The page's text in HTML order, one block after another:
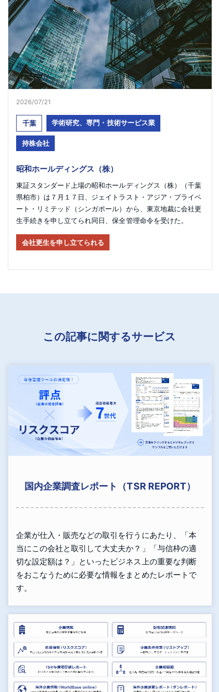
2026/07/21
千葉 学術研究、専門・技術サービス業
持株会社
昭和ホールディングス（株）
東証スタンダード上場の昭和ホールディングス（株）（千葉
県柏市）は７月１７日、ジェイトラスト・アジア・プライベ
ート・リミテッド（シンガポール）から、東京地裁に会社更
生手続きを申し立てられ同日、保全管理命令を受けた。
会社更生を申し立てられる
この記事に関するサービス
国内企業調査レポート（TSR REPORT）
企業が仕入・販売などの取引を行うにあたり、「本
当にこの会社と取引して大丈夫か？」「与信枠の適
切な設定額は？」といったビジネス上の重要な判断
をおこなうために必要な情報をまとめたレポートで
す。